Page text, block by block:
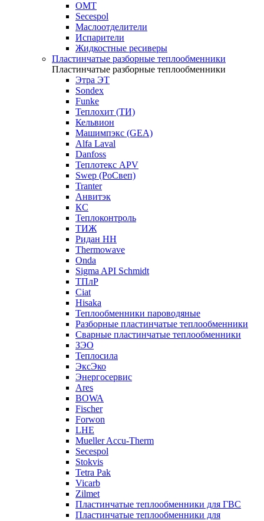
OMT
Secespol
Маслоотделители
Испарители
Жидкостные ресиверы
Пластинчатые разборные теплообменники
Пластинчатые разборные теплообменники
Этра ЭТ
Sondex
Funke
Теплохит (ТИ)
Кельвион
Машимпэкс (GEA)
Alfa Laval
Danfoss
Теплотекс APV
Swep (РоСвеп)
Tranter
Анвитэк
КС
Теплоконтроль
ТИЖ
Ридан НН
Thermowave
Onda
Sigma API Schmidt
ТПлР
Ciat
Hisaka
Теплообменники пароводяные
Разборные пластинчатые теплообменники
Сварные пластинчатые теплообменники
ЗЭО
Теплосила
ЭксЭко
Энергосервис
Ares
BOWA
Fischer
Forwon
LHE
Mueller Accu-Therm
Secespol
Stokvis
Tetra Pak
Vicarb
Zilmet
Пластинчатые теплообменники для ГВС
Пластинчатые теплообменники для